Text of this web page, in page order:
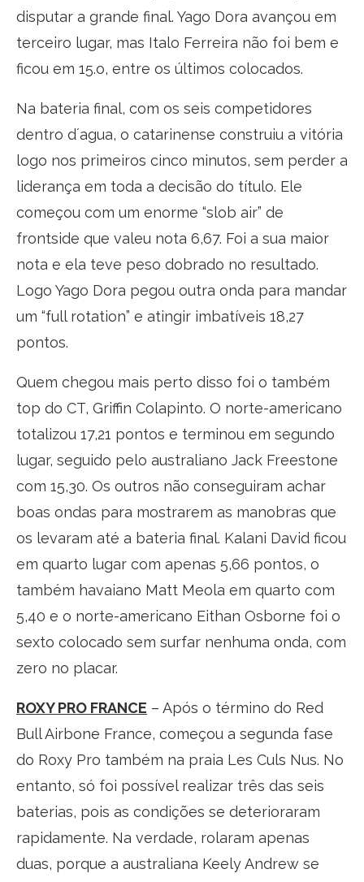
disputar a grande final. Yago Dora avançou em
terceiro lugar, mas Italo Ferreira não foi bem e
ficou em 15.o, entre os últimos colocados.
Na bateria final, com os seis competidores
dentro d´agua, o catarinense construiu a vitória
logo nos primeiros cinco minutos, sem perder a
liderança em toda a decisão do título. Ele
começou com um enorme “slob air” de
frontside que valeu nota 6,67. Foi a sua maior
nota e ela teve peso dobrado no resultado.
Logo Yago Dora pegou outra onda para mandar
um “full rotation” e atingir imbatíveis 18,27
pontos.
Quem chegou mais perto disso foi o também
top do CT, Griffin Colapinto. O norte-americano
totalizou 17,21 pontos e terminou em segundo
lugar, seguido pelo australiano Jack Freestone
com 15,30. Os outros não conseguiram achar
boas ondas para mostrarem as manobras que
os levaram até a bateria final. Kalani David ficou
em quarto lugar com apenas 5,66 pontos, o
também havaiano Matt Meola em quarto com
5,40 e o norte-americano Eithan Osborne foi o
sexto colocado sem surfar nenhuma onda, com
zero no placar.
ROXY PRO FRANCE – Após o término do Red
Bull Airbone France, começou a segunda fase
do Roxy Pro também na praia Les Culs Nus. No
entanto, só foi possível realizar três das seis
baterias, pois as condições se deterioraram
rapidamente. Na verdade, rolaram apenas
duas, porque a australiana Keely Andrew se